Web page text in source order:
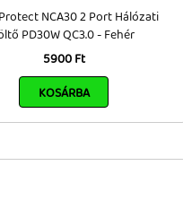
NCA30 2 Port Hálózati
PD30W QC3.0 - Fehér
5900 Ft
KOSÁRBA